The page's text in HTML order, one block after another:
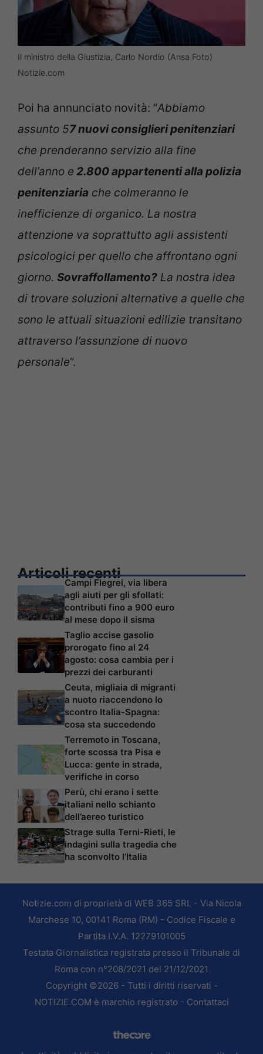
Il ministro della Giustizia, Carlo Nordio (Ansa Foto)
Notizie.com
Poi ha annunciato novità: “Abbiamo
assunto 57 nuovi consiglieri penitenziari
che prenderanno servizio alla fine
dell’anno e 2.800 appartenenti alla polizia
penitenziaria che colmeranno le
inefficienze di organico. La nostra
attenzione va soprattutto agli assistenti
psicologici per quello che affrontano ogni
giorno. Sovraffollamento? La nostra idea
di trovare soluzioni alternative a quelle che
sono le attuali situazioni edilizie transitano
attraverso l’assunzione di nuovo
personale“.
Articoli recenti
Campi Flegrei, via libera
agli aiuti per gli sfollati:
contributi fino a 900 euro
al mese dopo il sisma
Taglio accise gasolio
prorogato fino al 24
agosto: cosa cambia per i
prezzi dei carburanti
Ceuta, migliaia di migranti
a nuoto riaccendono lo
scontro Italia-Spagna:
cosa sta succedendo
Terremoto in Toscana,
forte scossa tra Pisa e
Lucca: gente in strada,
verifiche in corso
Perù, chi erano i sette
italiani nello schianto
dell’aereo turistico
Strage sulla Terni-Rieti, le
indagini sulla tragedia che
ha sconvolto l’Italia
Notizie.com di proprietà di WEB 365 SRL - Via Nicola
Marchese 10, 00141 Roma (RM) - Codice Fiscale e
Partita I.V.A. 12279101005
Testata Giornalistica registrata presso il Tribunale di
Roma con n°208/2021 del 21/12/2021
Copyright ©2026 - Tutti i diritti riservati -
NOTIZIE.COM è marchio registrato - Contattaci